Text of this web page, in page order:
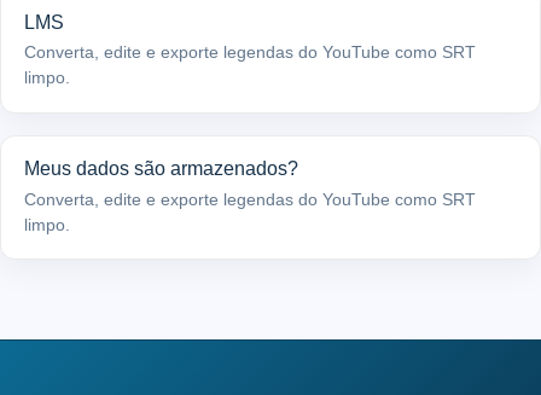
LMS
Converta, edite e exporte legendas do YouTube como SRT
limpo.
Meus dados são armazenados?
Converta, edite e exporte legendas do YouTube como SRT
limpo.